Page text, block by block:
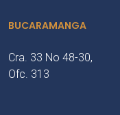
BUCARAMANGA
Cra. 33 No 48-30,
Ofc. 313